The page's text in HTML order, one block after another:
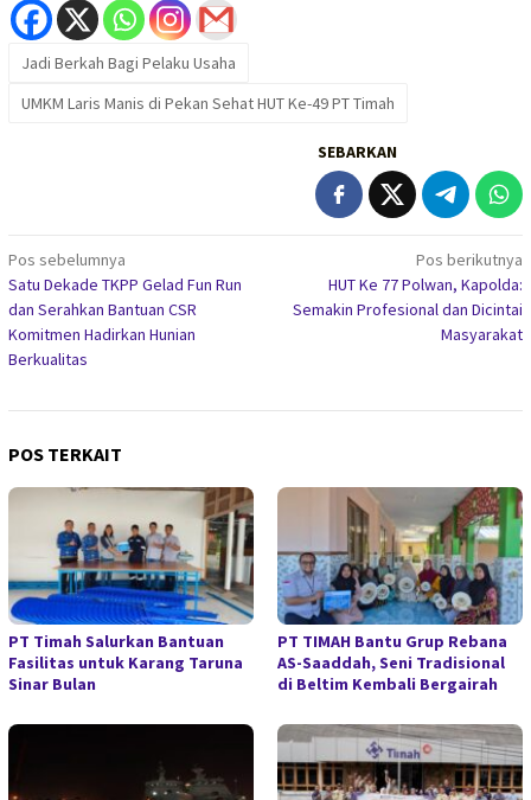
Jadi Berkah Bagi Pelaku Usaha
UMKM Laris Manis di Pekan Sehat HUT Ke-49 PT Timah
SEBARKAN
Navigasi
pos
Pos sebelumnya
Satu Dekade TKPP Gelad Fun Run
dan Serahkan Bantuan CSR
Komitmen Hadirkan Hunian
Berkualitas
Pos berikutnya
HUT Ke 77 Polwan, Kapolda:
Semakin Profesional dan Dicintai
Masyarakat
POS TERKAIT
PT Timah Salurkan Bantuan
Fasilitas untuk Karang Taruna
Sinar Bulan
PT TIMAH Bantu Grup Rebana
AS-Saaddah, Seni Tradisional
di Beltim Kembali Bergairah